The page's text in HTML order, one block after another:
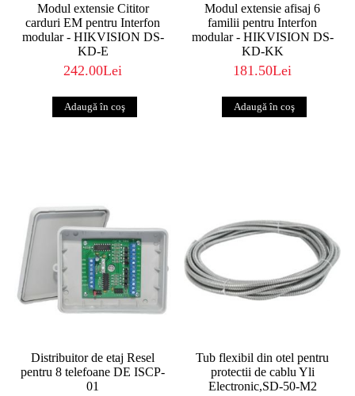
Modul extensie Cititor
carduri EM pentru Interfon
modular - HIKVISION DS-
KD-E
242.00Lei
Modul extensie afisaj 6
familii pentru Interfon
modular - HIKVISION DS-
KD-KK
181.50Lei
Distribuitor de etaj Resel
pentru 8 telefoane DE ISCP-
01
Tub flexibil din otel pentru
protectii de cablu Yli
Electronic,SD-50-M2